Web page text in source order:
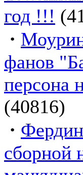
год !!!
·
фанов
персона
(40816)
·
сборной